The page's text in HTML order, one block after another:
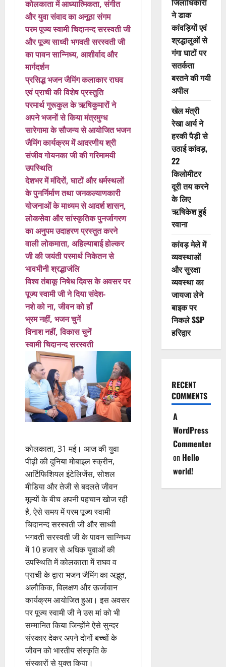
कोलकाता में आध्यात्मिकता, संगीत
और युवा संवाद का अनूठा संगम
परम पूज्य स्वामी चिदानन्द सरस्वती जी
और पूज्य साध्वी भगवती सरस्वती जी
का पावन सान्निध्य, आशीर्वाद और
मार्गदर्शन
प्रसिद्ध भजन जैमिंग कलाकार राघव
एवं प्राची की विशेष प्रस्तुति
परमार्थ गुरूकुल के ऋषिकुमारों ने
अपने भजनों से किया मंत्रमुग्ध
सारेगामा के सौजन्य से आयोजित भजन
जैमिंग कार्यक्रम में आदरणीय श्री
संजीव गोयनका जी की गरिमामयी
उपस्थिति
देशभर में मंदिरों, घाटों और धर्मस्थलों
के पुनर्निर्माण तथा जनकल्याणकारी
योजनाओं के माध्यम से आदर्श शासन,
लोकसेवा और सांस्कृतिक पुनर्जागरण
का अनुपम उदाहरण प्रस्तुत करने
वाली लोकमाता, अहिल्याबाई होल्कर
जी की जयंती परमार्थ निकेतन से
भावभीनी श्रद्धाजंलि
विश्व तंबाकू निषेध दिवस के अवसर पर
पूज्य स्वामी जी ने दिया संदेश-
नशे को ना, जीवन को हाँ
भ्रम नहीं, भजन चुनें
विनाश नहीं, विकास चुनें
स्वामी चिदानन्द सरस्वती
कोलकाता, 31 मई। आज की युवा
पीढ़ी की दुनिया मोबाइल स्क्रीन,
आर्टिफिशियल इंटेलिजेंस, सोशल
मीडिया और तेजी से बदलते जीवन
मूल्यों के बीच अपनी पहचान खोज रही
है, ऐसे समय में परम पूज्य स्वामी
चिदानन्द सरस्वती जी और साध्वी
भगवती सरस्वती जी के पावन सान्निध्य
में 10 हजार से अधिक युवाओं की
उपस्थिति में कोलकाता में राघव व
प्राची के द्वारा भजन जैमिंग का अद्भुत,
अलौकिक, विलक्षण और ऊर्जावान
कार्यक्रम आयोजित हुआ। इस अवसर
पर पूज्य स्वामी जी ने उस मां को भी
सम्मानित किया जिन्होंने ऐसे सुन्दर
संस्कार देकर अपने दोनों बच्चों के
जीवन को भारतीय संस्कृति के
संस्कारों से युक्त किया।
ने डाक
कांवड़ियों एवं
श्रद्धालुओं से
गंगा घाटों पर
सतर्कता
बरतने की गयी
अपील
खेल मंत्री
रेखा आर्य ने
हरकी पैड़ी से
उठाई कांवड़,
22
किलोमीटर
दूरी तय करने
के लिए
ऋषिकेश हुई
रवाना
कांवड़ मेले में
व्यवस्थाओं
और सुरक्षा
व्यवस्था का
जायजा लेने
बाइक पर
निकले SSP
हरिद्वार
RECENT
COMMENTS
A
WordPress
Commenter
on Hello
world!